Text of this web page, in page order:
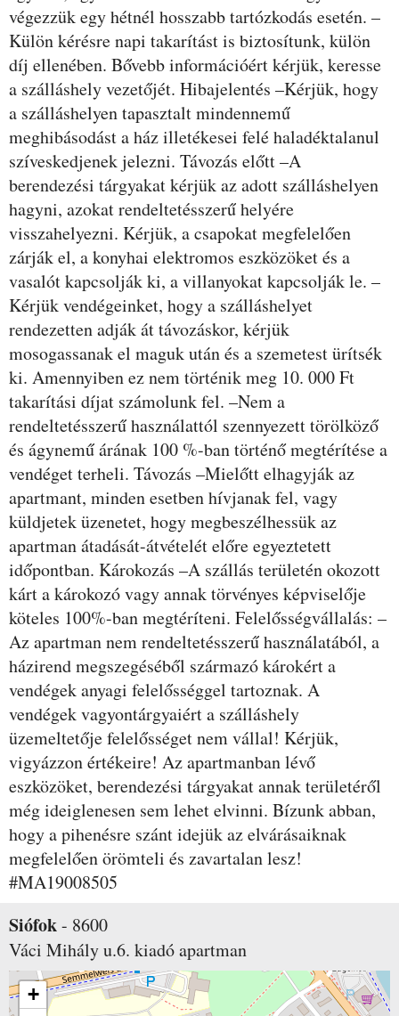
végezzük egy hétnél hosszabb tartózkodás esetén. –
Külön kérésre napi takarítást is biztosítunk, külön
díj ellenében. Bővebb információért kérjük, keresse
a szálláshely vezetőjét. Hibajelentés –Kérjük, hogy
a szálláshelyen tapasztalt mindennemű
meghibásodást a ház illetékesei felé haladéktalanul
szíveskedjenek jelezni. Távozás előtt –A
berendezési tárgyakat kérjük az adott szálláshelyen
hagyni, azokat rendeltetésszerű helyére
visszahelyezni. Kérjük, a csapokat megfelelően
zárják el, a konyhai elektromos eszközöket és a
vasalót kapcsolják ki, a villanyokat kapcsolják le. –
Kérjük vendégeinket, hogy a szálláshelyet
rendezetten adják át távozáskor, kérjük
mosogassanak el maguk után és a szemetest ürítsék
ki. Amennyiben ez nem történik meg 10. 000 Ft
takarítási díjat számolunk fel. –Nem a
rendeltetésszerű használattól szennyezett törölköző
és ágynemű árának 100 %-ban történő megtérítése a
vendéget terheli. Távozás –Mielőtt elhagyják az
apartmant, minden esetben hívjanak fel, vagy
küldjetek üzenetet, hogy megbeszélhessük az
apartman átadását-átvételét előre egyeztetett
időpontban. Károkozás –A szállás területén okozott
kárt a károkozó vagy annak törvényes képviselője
köteles 100%-ban megtéríteni. Felelősségvállalás: –
Az apartman nem rendeltetésszerű használatából, a
házirend megszegéséből származó károkért a
vendégek anyagi felelősséggel tartoznak. A
vendégek vagyontárgyaiért a szálláshely
üzemeltetője felelősséget nem vállal! Kérjük,
vigyázzon értékeire! Az apartmanban lévő
eszközöket, berendezési tárgyakat annak területéről
még ideiglenesen sem lehet elvinni. Bízunk abban,
hogy a pihenésre szánt idejük az elvárásaiknak
megfelelően örömteli és zavartalan lesz!
#MA19008505
Siófok- 8600
Váci Mihály u.6. kiadó apartman
+